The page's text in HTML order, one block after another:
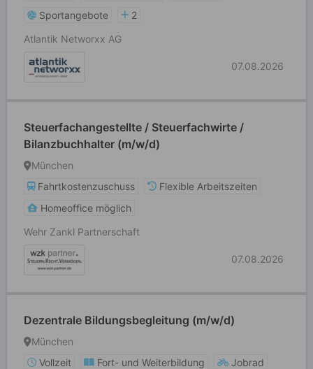
Sportangebote
2
Atlantik Networxx AG
07.08.2026
Steuerfachangestellte / Steuerfachwirte /
Bilanzbuchhalter (m/w/d)
München
Fahrtkostenzuschuss
Flexible Arbeitszeiten
Homeoffice möglich
Wehr Zankl Partnerschaft
07.08.2026
Dezentrale Bildungsbegleitung (m/w/d)
München
Vollzeit
Fort- und Weiterbildung
Jobrad